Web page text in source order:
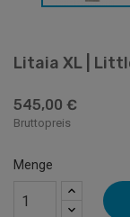
Litaia XL |
545,00 €
Bruttopreis
Menge